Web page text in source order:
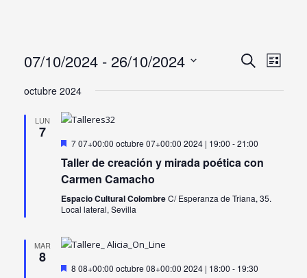
de
vistas
de
Buscar
Lista
07/10/2024 - 26/10/2024
fecha.
octubre 2024
LUN
7
Destacado
7 07+00:00 octubre 07+00:00 2024 | 19:00 -21:00
Taller de creación y mirada poética con
Carmen Camacho
Espacio Cultural ColombreC/ Esperanza de Triana, 35.
Local lateral, Sevilla
MAR
8
Destacado
8 08+00:00 octubre 08+00:00 2024 | 18:00 - 19:30